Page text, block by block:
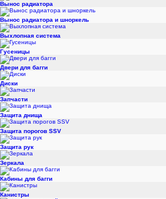
Вынос радиатора
Вынос радиатора и шноркель
Выхлопная система
Гусеницы
Двери для багги
Диски
Запчасти
Защита днища
Защита порогов SSV
Защита рук
Зеркала
Кабины для багги
Канистры